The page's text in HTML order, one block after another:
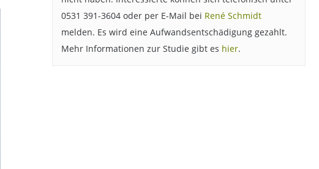
0531 391-3604 oder per E-Mail bei René Schmidt
melden. Es wird eine Aufwandsentschädigung gezahlt.
Mehr Informationen zur Studie gibt es hier.